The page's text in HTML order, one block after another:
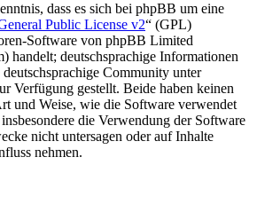
dass es sich bei phpBB um eine
Public License v2“ (GPL)
Software von phpBB Limited
handelt; deutschsprachige Informationen
Community unter
Verfügung gestellt. Beide haben keinen
und Weise, wie die Software verwendet
die Verwendung der Software
nicht untersagen oder auf Inhalte
nehmen.